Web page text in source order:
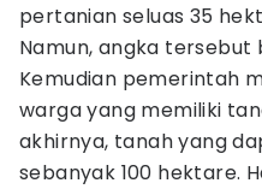
pertanian seluas 35
Namun, angka tersebut
Kemudian pemerintah
warga yang memiliki
akhirnya, tanah yang
sebanyak 100 hektare.